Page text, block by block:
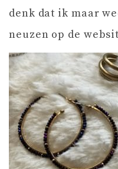
denk dat ik maar
neuzen op de